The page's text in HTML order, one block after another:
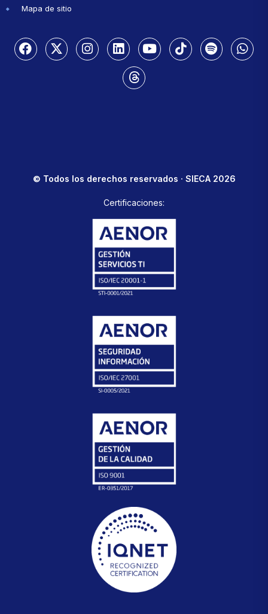
Mapa de sitio
© Todos los derechos reservados · SIECA 2026
Certificaciones: